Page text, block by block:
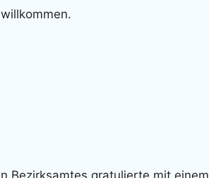
Bezirksamtes gratulierte mit einem